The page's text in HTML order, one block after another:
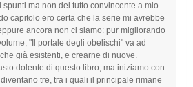
spunti ma non del tutto convincente a mio
capitolo ero certa che la serie mi avrebbe
ancora non ci siamo: pur migliorando
"Il portale degli obelischi" va ad
già esistenti, e crearne di nuove.
dolente di questo libro, ma iniziamo con
tre, tra i quali il principale rimane